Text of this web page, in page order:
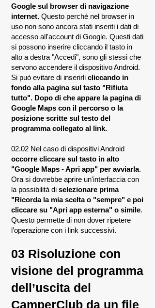
Google sul browser di navigazione
internet. Questo perché nel browser in
uso non sono ancora stati inseriti i dati di
accesso all'account di Google. Questi dati
si possono inserire cliccando il tasto in
alto a destra "Accedi", sono gli stessi che
servono accendere il dispositivo Android.
Si può evitare di inserirli cliccando in
fondo alla pagina sul tasto "Rifiuta
tutto". Dopo di che appare la pagina di
Google Maps con il percorso o la
posizione scritte sul testo del
programma collegato al link.
02.02 Nel caso di dispositivi Android
occorre cliccare sul tasto in alto
"Google Maps - Apri app" per avviarla.
Ora si dovrebbe aprire un'interfaccia con
la possibilità di selezionare prima
"Ricorda la mia scelta o "sempre" e poi
cliccare su "Apri app esterna" o simile.
Questo permette di non dover ripetere
l’operazione con i link successivi.
03 Risoluzione con
visione del programma
dell’uscita del
CamperClub da un file